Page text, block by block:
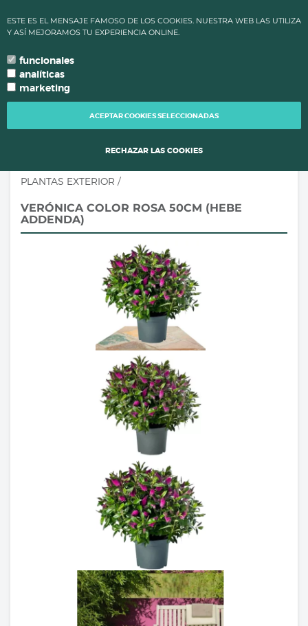
ENVÍO DE PEDIDOS CAMBIAN PARA MANTENER LA CALIDAD DE
TUS PLANTAS.
language TU IDIOMA
PLANTAS EXTERIOR /
VERÓNICA COLOR ROSA 50CM (HEBE
ADDENDA)
ESTE ES EL MENSAJE FAMOSO DE LOS COOKIES. NUESTRA WEB LAS UTILIZA
Y ASÍ MEJORAMOS TU EXPERIENCIA ONLINE.
funcionales
analíticas
marketing
ACEPTAR COOKIES SELECCIONADAS
RECHAZAR LAS COOKIES